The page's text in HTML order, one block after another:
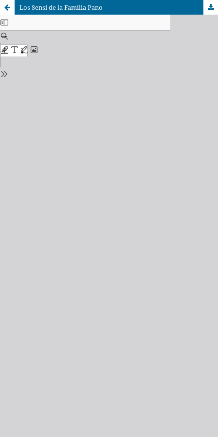
Los Sensi de la Familia Pano